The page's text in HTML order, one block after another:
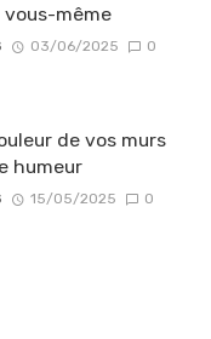
même
03/06/2025 0
de vos murs
humeur
15/05/2025 0